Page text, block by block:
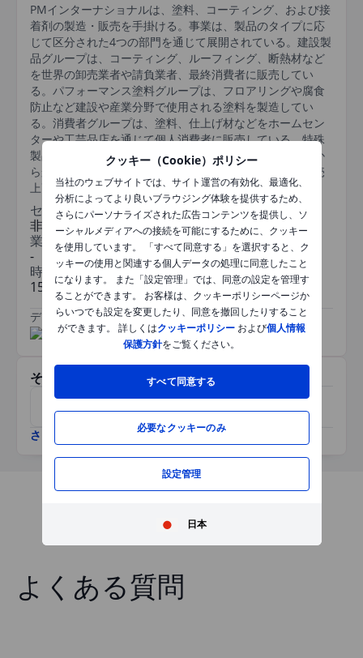
クッキー（Cookie）ポリシー
当社のウェブサイトでは、サイト運営の有効化、最適化、
分析によってより良いブラウジング体験を提供するため、
さらにパーソナライズされた広告コンテンツを提供し、ソ
ーシャルメディアへの接続を可能にするために、クッキー
を使用しています。 「すべて同意する」を選択すると、ク
ッキーの使用と関連する個人データの処理に同意したこと
になります。 また「設定管理」では、同意の設定を管理す
ることができます。 お客様は、クッキーポリシーページか
らいつでも設定を変更したり、同意を撤回したりすること
ができます。 詳しくはクッキーポリシー および個人情報
保護方針をご覧ください。
すべて同意する
必要なクッキーのみ
設定管理
日本
PMインターナショナルは、塗料、コーティング、および接
着剤の製造・販売を手掛ける。事業は、製品のタイプに応
じて区分された4つの部門を通じて展開されている。建設製
品グループは、コーティング、ルーフィング、断熱材など
を世界の卸売業者や請負業者、最終消費者に販売してい
る。パフォーマンス塗料グループは、フロアリングや腐食
防止など建設や産業分野で使用される塗料を製造してい
る。消費者グループは、塗料、仕上げ材などをホームセン
ターや工芸品店を通じて個人消費者に販売している。特殊
製品グループは、他のグループとは異なるニッチな製品か
ら船舶塗料や食用塗料まで様々な製品を販売している。売
上高の大半は建設製品および北米から得ている。
セクター
非エネルギー材料
業種
-
時価総額
15bn
データ提供元
その他関連銘柄
さらに表示
よくある質問